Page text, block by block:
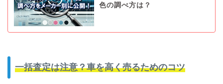
色の調べ方は？
一括査定は注意？車を高く売るためのコツ